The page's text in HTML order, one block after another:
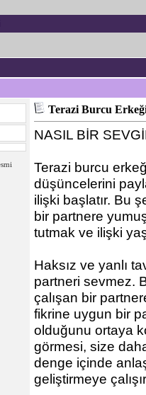
Terazi Burcu
NASIL BİR
Terazi burcu
düşüncelerini
ilişki başlatır. Bu
bir partnere
tutmak ve ilişki
Haksız ve yanlı
partneri sevmez.
çalışan bir
fikrine uygun bir
olduğunu ortaya
görmesi, size
denge içinde
geliştirmeye